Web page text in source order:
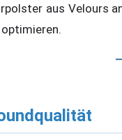
aus Velours